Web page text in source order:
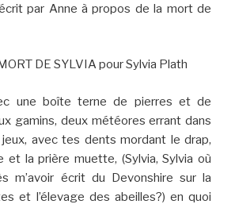
par Anne à propos de la mort de
DE SYLVIA pour Sylvia Plath
une boîte terne de pierres et de
gamins, deux météores errant dans
avec tes dents mordant le drap,
et la prière muette, (Sylvia, Sylvia où
m’avoir écrit du Devonshire sur la
et l’élevage des abeilles?) en quoi